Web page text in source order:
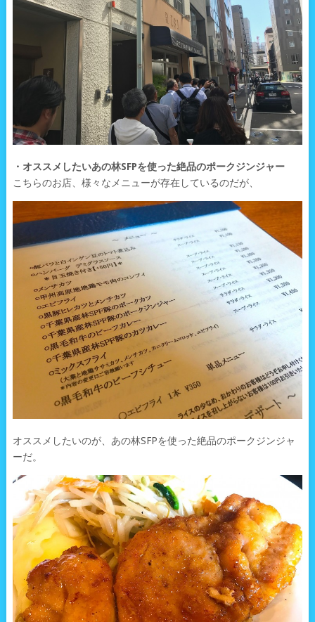
・オススメしたいあの林SFPを使った絶品のポークジンジャー
こちらのお店、様々なメニューが存在しているのだが、
オススメしたいのが、あの林SFPを使った絶品のポークジンジャ
ーだ。